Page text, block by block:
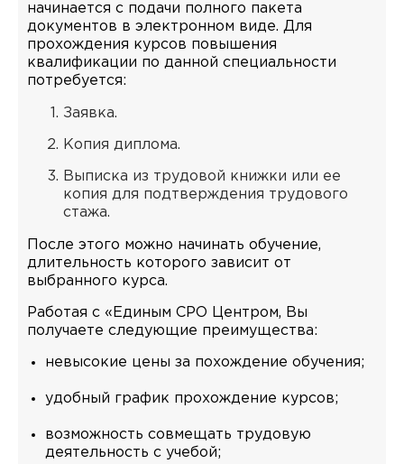
начинается с подачи полного пакета
документов в электронном виде. Для
прохождения курсов повышения
квалификации по данной специальности
потребуется:
Заявка.
Копия диплома.
Выписка из трудовой книжки или ее
копия для подтверждения трудового
стажа.
После этого можно начинать обучение,
длительность которого зависит от
выбранного курса.
Работая с «Единым СРО Центром, Вы
получаете следующие преимущества:
невысокие цены за похождение обучения;
удобный график прохождение курсов;
возможность совмещать трудовую
деятельность с учебой;